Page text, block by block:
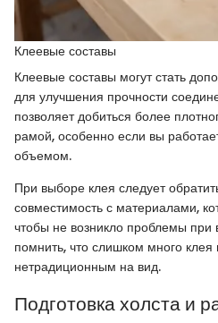
Клеевые составы
Клеевые составы могут стать
для улучшения прочности
позволяет добиться более
рамой, особенно если вы
объемом.
При выборе клея следует
совместимость с материалами,
чтобы не возникло проблемы
помнить, что слишком много
нетрадиционным на вид.
Подготовка холста и